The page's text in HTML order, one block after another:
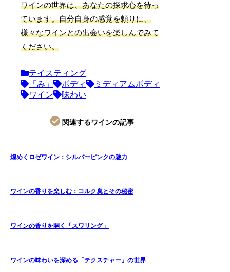
ワインの世界は、あなたの探求心を待っ
ています。自分自身の感覚を頼りに、
様々なワインとの出会いを楽しんでみて
ください。
テイスティング
「み」
ボディ
ミディアムボディ
ワイン
味わい
関連するワインの記事
煌めくロゼワイン：シルバーピンクの魅力
ワインの香りを楽しむ：コルク臭とその秘密
ワインの香りを開く「スワリング」
ワインの味わいを深める「テクスチャー」の世界